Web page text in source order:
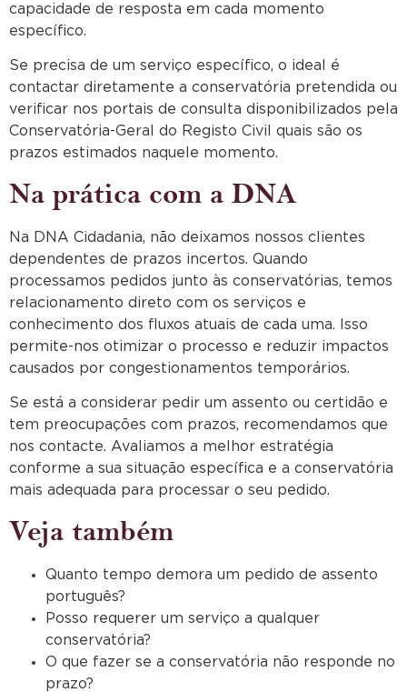
capacidade de resposta em cada momento
específico.
Se precisa de um serviço específico, o ideal é
contactar diretamente a conservatória pretendida ou
verificar nos portais de consulta disponibilizados pela
Conservatória-Geral do Registo Civil quais são os
prazos estimados naquele momento.
Na prática com a DNA
Na DNA Cidadania, não deixamos nossos clientes
dependentes de prazos incertos. Quando
processamos pedidos junto às conservatórias, temos
relacionamento direto com os serviços e
conhecimento dos fluxos atuais de cada uma. Isso
permite-nos otimizar o processo e reduzir impactos
causados por congestionamentos temporários.
Se está a considerar pedir um assento ou certidão e
tem preocupações com prazos, recomendamos que
nos contacte. Avaliamos a melhor estratégia
conforme a sua situação específica e a conservatória
mais adequada para processar o seu pedido.
Veja também
Quanto tempo demora um pedido de assento
português?
Posso requerer um serviço a qualquer
conservatória?
O que fazer se a conservatória não responde no
prazo?